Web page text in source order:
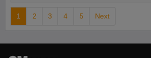
1 2 3 4 5 Next